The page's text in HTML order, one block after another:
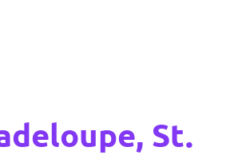
St.